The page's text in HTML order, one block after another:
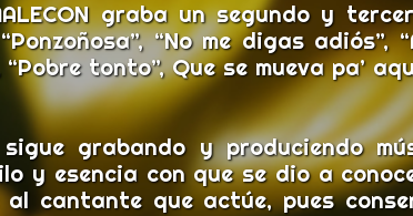
graba un segundo y
“No me digas adiós”,
tonto”, Que se mueva pa’
sigue grabando y produciendo
y esencia con que se dio a
cantante que actúe, pues